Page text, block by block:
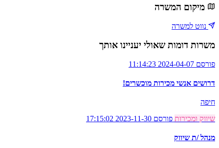
מיקום המשרה
נווט למשרה
משרות דומות שאולי יעניינו אותך
פורסם 2024-04-07 11:14:23
דרושים אנשי מכירות מוכשרים!
חיפה
שיווק ומכירות פורסם 2023-11-30 17:15:02
מנהל /ת שיווק